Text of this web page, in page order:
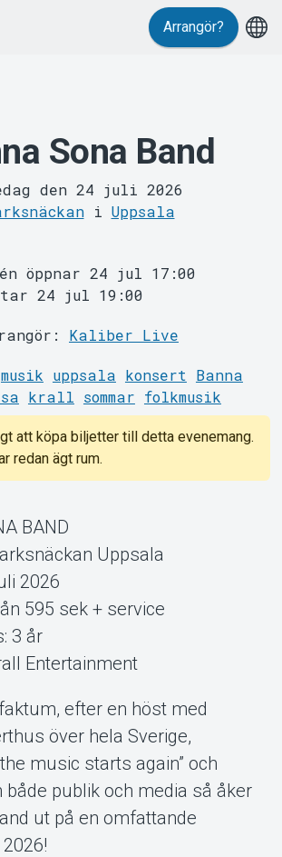
Evenemang
MyTickster
Support
Arrangör?
Sona Band
den 24 juli 2026
i Uppsala
öppnar 24 jul 17:00
24 jul 19:00
Kaliber Live
musik uppsala konsert
Banna
krall sommar folkmusik
att köpa biljetter till detta evenemang.
redan ägt rum.
BAND
Uppsala
2026
595 sek + service
3 år
Entertainment
efter en höst med
över hela Sverige,
music starts again” och
både publik och media så åker
ut på en omfattande